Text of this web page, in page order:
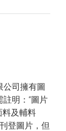
公司擁有圖
明：“圖片
料及輔料
登圖片，但